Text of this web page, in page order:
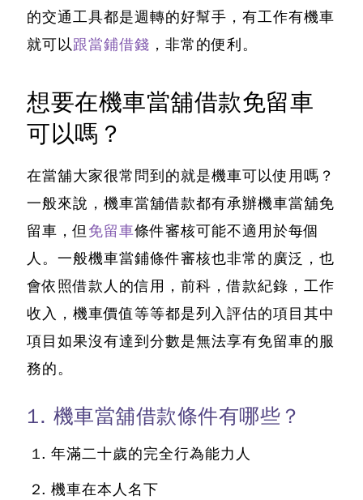
的交通工具都是週轉的好幫手，有工作有機車
就可以跟當鋪借錢 ，非常的便利。
想要在機車當舖借款免留車
可以嗎？
在當舖大家很常問到的就是機車可以使用嗎？
一般來說，機車當舖借款都有承辦機車當舖免
留車 ，但免留車條件審核可能不適用於每個
人。 一般機車當鋪條件審核也非常的廣泛 ，也
會依照借款人的信用，前科，借款紀錄，工作
收入，機車價值等等都是列入評估的項目其中
項目如果沒有達到分數是無法享有免留車的服
務的。
1. 機車當舖借款條件有哪些？
年滿二十歲的完全行為能力人
機車在本人名下